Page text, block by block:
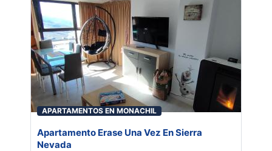
APARTAMENTOS EN MONACHIL
Apartamento Erase Una Vez En Sierra
Nevada